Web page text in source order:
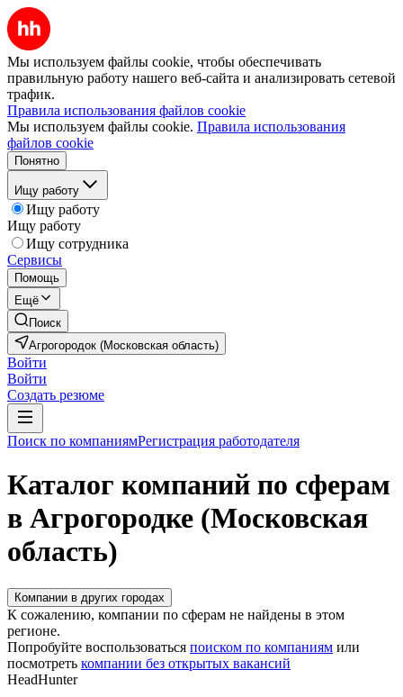
Мы используем файлы cookie, чтобы обеспечивать
правильную работу нашего веб-сайта и анализировать сетевой
трафик.
Правила использования файлов cookie
Мы используем файлы cookie. Правила использования
файлов cookie
Понятно
Ищу работу
Ищу работу
Ищу работу
Ищу сотрудника
Сервисы
Помощь
Ещё
Поиск
Агрогородок (Московская область)
Войти
Войти
Создать резюме
Поиск по компаниямРегистрация работодателя
Каталог компаний по сферам
в Агрогородке (Московская
область)
Компании в других городах
К сожалению, компании по сферам не найдены в этом
регионе.
Попробуйте воспользоваться поиском по компаниям или
посмотреть компании без открытых вакансий
HeadHunter